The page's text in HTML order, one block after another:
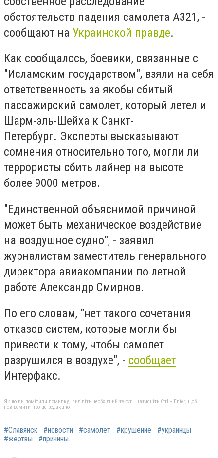
обстоятельств падения самолета А321, -
сообщают на Украинской правде.
Как сообщалось, боевики, связанные с
"Исламским государством", взяли на себя
ответственность за якобы сбитый
пассажирский самолет, который летел и
Шарм-эль-Шейха к Санкт-
Петербург. Эксперты высказывают
сомнения относительно того, могли ли
террористы сбить лайнер на высоте
более 9000 метров.
"Единственной объяснимой причиной
может быть механическое воздействие
на воздушное судно", - заявил
журналистам заместитель генерального
директора авиакомпании по летной
работе Александр Смирнов.
По его словам, "нет такого сочетания
отказов систем, которые могли бы
привести к тому, чтобы самолет
разрушился в воздухе", - сообщает
Интерфакс.
Якщо ви помітили помилку, виділіть необхідний текст і натисніть Ctrl + Enter, щоб
повідомити про це редакцію
#Славянск #новости #самолет #крушение
#украинцы
#жертвы
#причины.